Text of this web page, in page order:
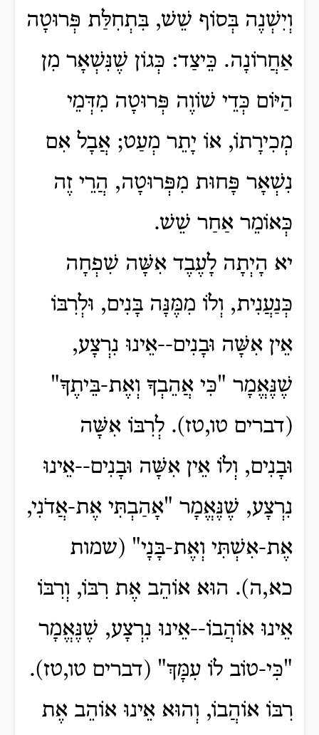
וְיִשְׁנֶה בְּסוֹף שֵׁשׁ, בִּתְחִלַּת פְּרוּטָה
אַחֲרוֹנָה. כֵּיצַד: כְּגוֹן שֶׁנִּשְׁאָר מִן
הַיּוֹם כְּדֵי שׁוֹוֶה פְּרוּטָה מִדְּמֵי
מְכִירָתוֹ, אוֹ יָתֵר מְעַט; אֲבָל אִם
נִשְׁאָר פָּחוּת מִפְּרוּטָה, הֲרֵי זֶה
כְּאוֹמֵר אַחַר שֵׁשׁ.
יא הָיְתָה לָעֶבֶד אִשָּׁה שִׁפְחָה
כְּנַעֲנִית, וְלוֹ מִמֶּנָּה בָּנִים, וּלְרִבּוֹ
אֵין אִשָּׁה וּבָנִים--אֵינוּ נִרְצָע,
שֶׁנֶּאֱמָר "כִּי אֲהֵבְךָ וְאֶת-בֵּיתֶךָ"
(דברים טו,טז). לְרִבּוֹ אִשָּׁה
וּבָנִים, וְלוֹ אֵין אִשָּׁה וּבָנִים--אֵינוּ
נִרְצָע, שֶׁנֶּאֱמָר "אָהַבְתִּי אֶת-אֲדֹנִי,
אֶת-אִשְׁתִּי וְאֶת-בָּנָי" (שמות
כא,ה). הוּא אוֹהֵב אֶת רִבּוֹ, וְרִבּוֹ
אֵינוּ אוֹהֲבוֹ--אֵינוּ נִרְצָע, שֶׁנֶּאֱמָר
"כִּי-טוֹב לוֹ עִמָּךְ" (דברים טו,טז).
רִבּוֹ אוֹהֲבוֹ, וְהוּא אֵינוּ אוֹהֵב אֶת